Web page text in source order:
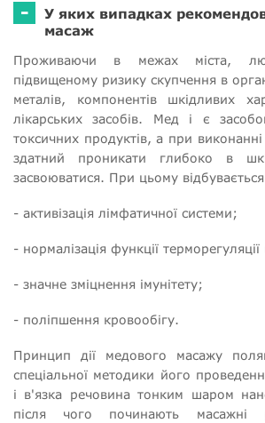
-
У яких випадках
масаж
Проживаючи в межах міста,
підвищеному ризику скупчення в
металів, компонентів шкідливих
лікарських засобів. Мед і є
токсичних продуктів, а при
здатний проникати глибоко в
засвоюватися. При цьому
- активізація лімфатичної системи;
- нормалізація функції
- значне зміцнення імунітету;
- поліпшення кровообігу.
Принцип дії медового масажу
спеціальної методики його
і в'язка речовина тонким шаром
після чого починають масажні